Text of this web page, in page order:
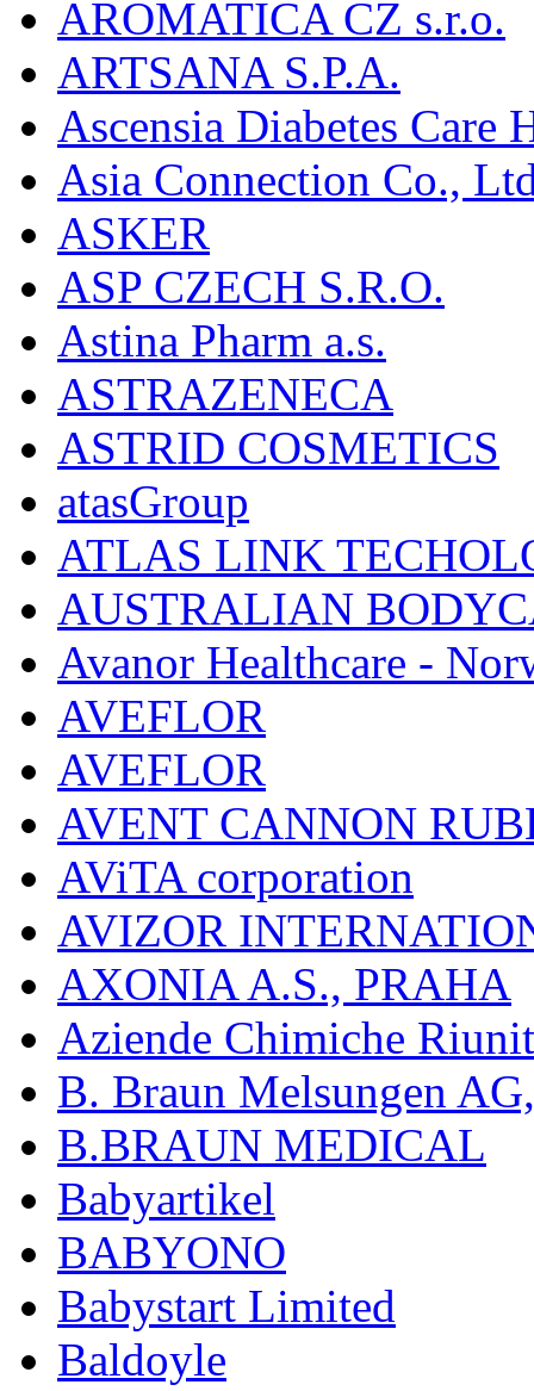
AROMATICA CZ s.r.o.
ARTSANA S.P.A.
Ascensia Diabetes Care
Asia Connection Co.,
ASKER
ASP CZECH S.R.O.
Astina Pharm a.s.
ASTRAZENECA
ASTRID COSMETICS
atasGroup
ATLAS LINK
AUSTRALIAN
Avanor Healthcare -
AVEFLOR
AVEFLOR
AVENT CANNON
AViTA corporation
AVIZOR
AXONIA A.S., PRAHA
Aziende Chimiche
B. Braun Melsungen
B.BRAUN MEDICAL
Babyartikel
BABYONO
Babystart Limited
Baldoyle